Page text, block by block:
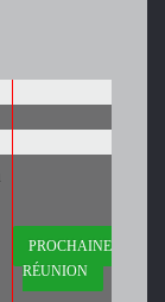
PROCHAINE
RÉUNION